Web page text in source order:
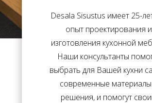
Desala Sisustus имеет 25-
опыт проектирования и
изготовления кухонной
Наши консультанты
выбрать для Вашей кухни
современные
решения, и помогут